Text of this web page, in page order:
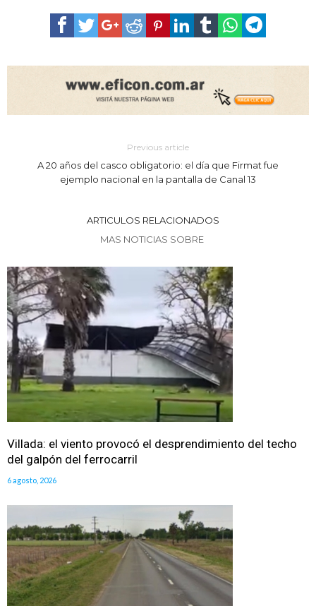
Previous article
A 20 años del casco obligatorio: el día que Firmat fue
ejemplo nacional en la pantalla de Canal 13
ARTICULOS RELACIONADOS
MAS NOTICIAS SOBRE
Villada: el viento provocó el desprendimiento del techo
del galpón del ferrocarril
6 agosto, 2026